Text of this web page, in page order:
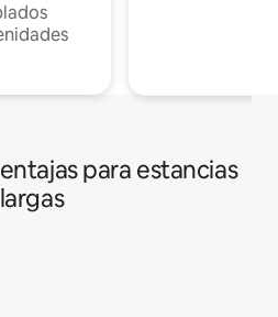
para estancias
largas